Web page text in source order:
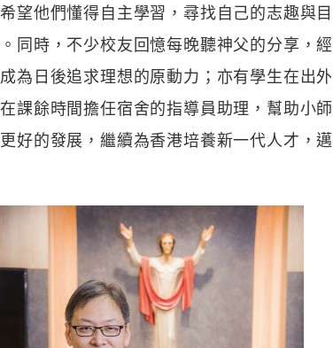
望他們懂得自主學習，尋找自己的志趣與目
同時，不少校友回憶每晚聽神父的分享，經
為日後追求理想的原動力；亦有學生在出外
課餘時間擔任宿舍的指導員助理，幫助小師
好的發展，繼續為香港培養新一代人才，邁